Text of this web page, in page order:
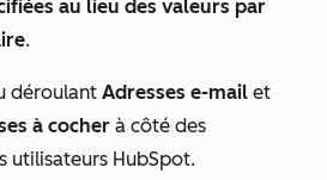
au lieu des valeurs par
.
déroulant Adresses e-mail et
à cocher à côté des
utilisateurs HubSpot.